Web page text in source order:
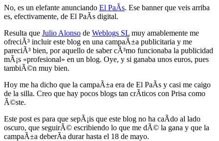
No, es un elefante anunciando El PaÃ­s. Ese banner que veis arriba
es, efectivamente, de El PaÃ­s digital.
Resulta que Julio Alonso de Weblogs SL muy amablemente me
ofreciÃ³ incluir este blog en una campaÃ±a publicitaria y me
pareciÃ³ bien, por aquello de saber cÃ³mo funcionaba la publicidad
mÃ¡s «profesional» en un blog. Oye, y si ganaba unos euros, pues
tambiÃ©n muy bien.
Hoy me ha dicho que la campaÃ±a era de El PaÃ­s y casi me caigo
de la silla. Creo que hay pocos blogs tan crÃ­ticos con Prisa como
Ã©ste.
Este post es para que sepÃ¡is que este blog no ha caÃ­do al lado
oscuro, que seguirÃ© escribiendo lo que me dÃ© la gana y que la
campaÃ±a deberÃ­a durar hasta el 18 de mayo.